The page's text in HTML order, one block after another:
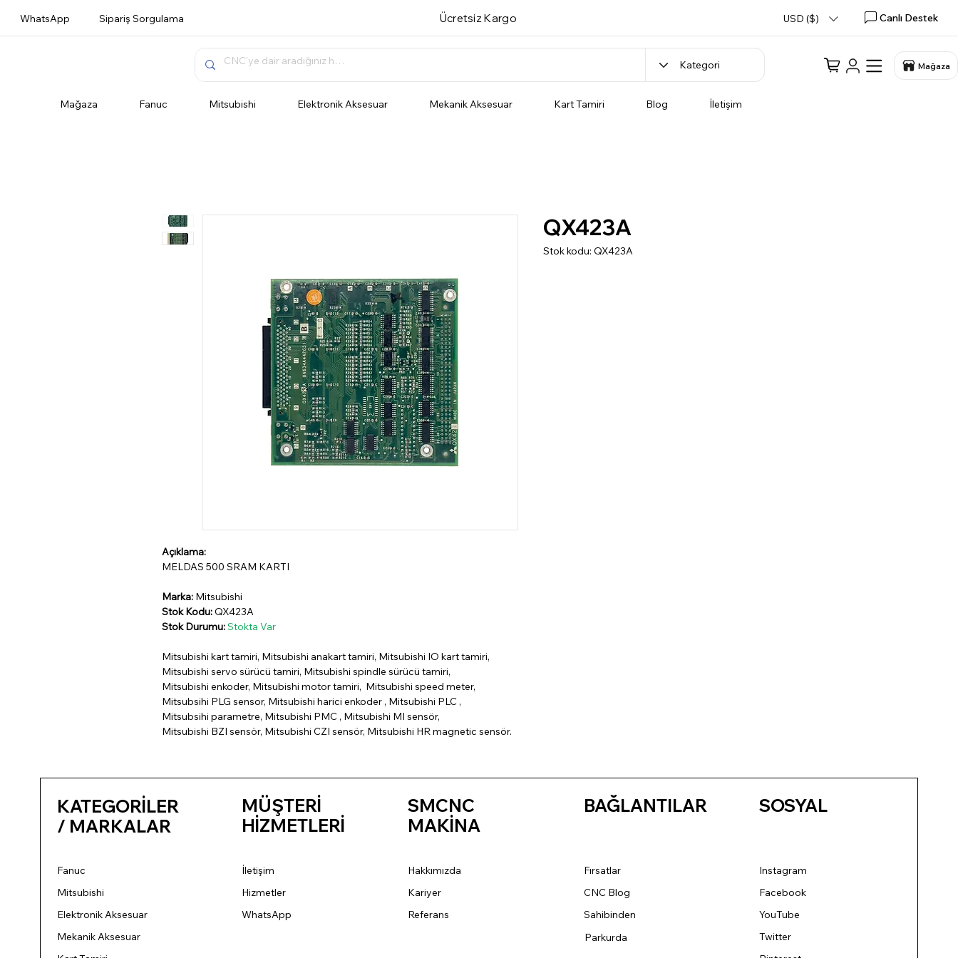
WhatsApp Sipariş Sorgulama Ücretsiz Kargo USD ($) Canlı Destek
Mağaza
Mağaza Fanuc Mitsubishi Elektronik Aksesuar Mekanik Aksesuar Kart Tamiri Blog İletişim
Açıklama:
MELDAS 500 SRAM KARTI
Marka: Mitsubishi
Stok Kodu:QX423A
Stok Durumu:Stokta Var
Mitsubishi kart tamiri, Mitsubishi anakart tamiri, Mitsubishi IO kart tamiri,
Mitsubishi servo sürücü tamiri, Mitsubishi spindle sürücü tamiri,
Mitsubishi enkoder, Mitsubishi motor tamiri, Mitsubishi speed meter,
Mitsubsihi PLG sensor, Mitsubishi harici enkoder , Mitsubishi PLC ,
Mitsubsihi parametre, Mitsubishi PMC , Mitsubishi MI sensör,
Mitsubishi BZI sensör, Mitsubishi CZI sensör, Mitsubishi HR magnetic sensör.
QX423A
Stok kodu: QX423A
KATEGORİLER
/ MARKALAR
Fanuc
Mitsubishi
Elektronik Aksesuar
Mekanik Aksesuar
MÜŞTERİ
HİZMETLERİ
İletişim
Hizmetler
WhatsApp
SMCNC
MAKİNA
Hakkımızda
Kariyer
Referans
BAĞLANTILAR
Fırsatlar
CNC Blog
Sahibinden
Parkurda
SOSYAL
Instagram
Facebook
YouTube
Twitter